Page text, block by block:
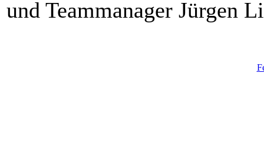
und Teammanager Jürgen